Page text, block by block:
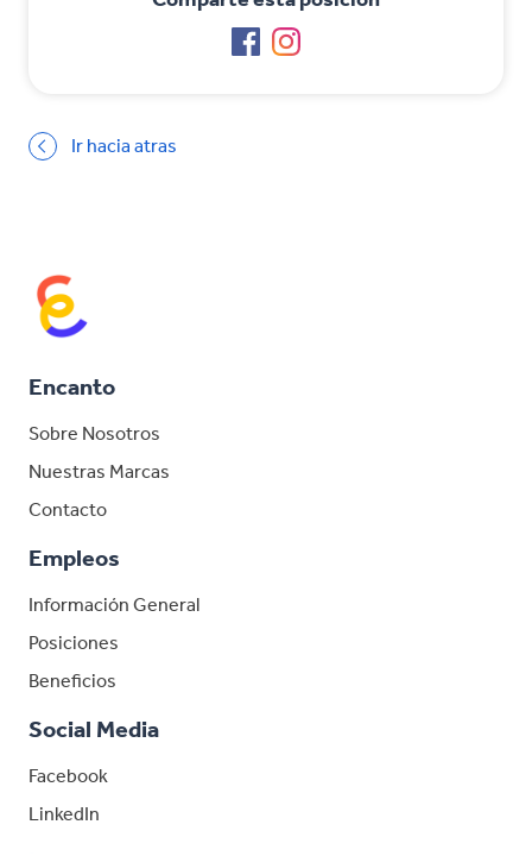
Ir hacia atras
Encanto
Sobre Nosotros
Nuestras Marcas
Contacto
Empleos
Información General
Posiciones
Beneficios
Social Media
Facebook
LinkedIn